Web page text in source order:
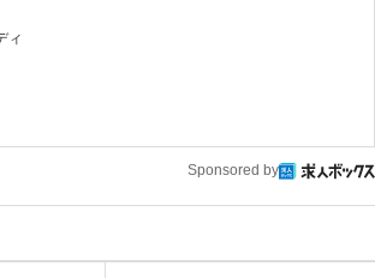
ィ
Sponsored by